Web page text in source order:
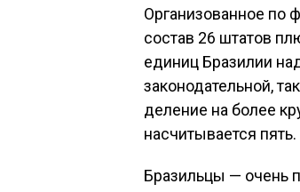
Организованное по
состав 26 штатов
единиц Бразилии
законодательной,
деление на более
насчитывается пять.
Бразильцы — очень